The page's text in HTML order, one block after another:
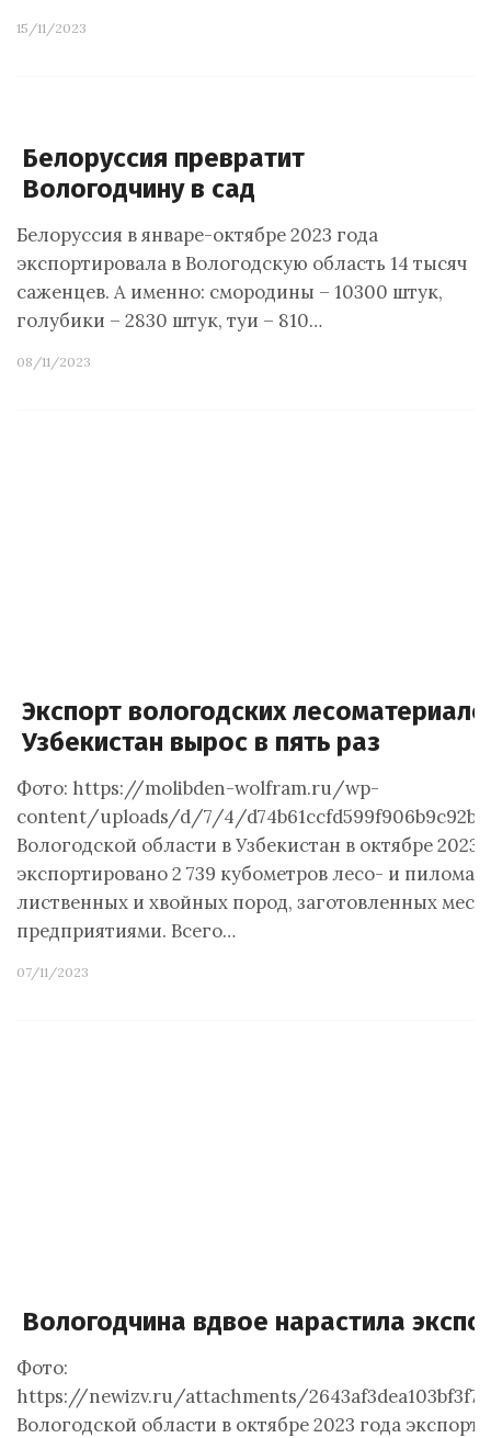
15/11/2023
Белоруссия превратит
Вологодчину в сад
Белоруссия в январе-октябре 2023 года
экспортировала в Вологодскую область 14 тысяч
саженцев. А именно: смородины – 10300 штук,
голубики – 2830 штук, туи – 810…
08/11/2023
Экспорт вологодских
Узбекистан вырос в пять раз
Фото: https://molibden-wolfram.ru/wp-
content/uploads/d/7/4/
Вологодской области в Узбекистан в октябре 2023
экспортировано 2 739 кубометров лесо- и
лиственных и хвойных пород, заготовленных
предприятиями. Всего…
07/11/2023
Вологодчина вдвое нарастила
Фото:
https://newizv.ru/attachments/
Вологодской области в октябре 2023 года